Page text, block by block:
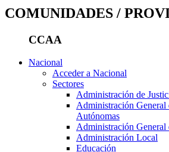
COMUNIDADES /
CCAA
Nacional
Acceder a Nacional
Sectores
Administración de
Administración General
Autónomas
Administración General
Administración Local
Educación